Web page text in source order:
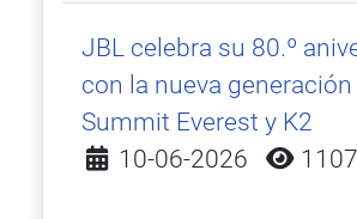
JBL celebra su 80.º
con la nueva generación
Summit Everest y K2
Detalles
10-06-2026 1107